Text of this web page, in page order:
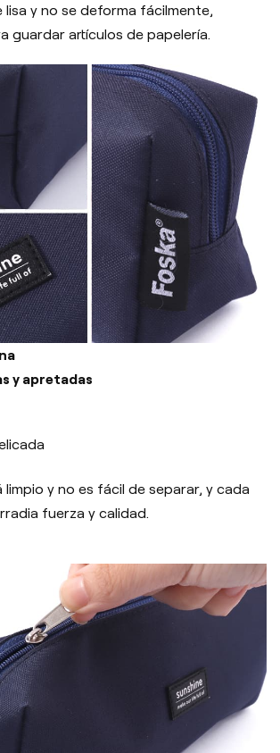
lisa y no se deforma fácilmente,
guardar artículos de papelería.
y apretadas
limpio y no es fácil de separar, y cada
fuerza y calidad.